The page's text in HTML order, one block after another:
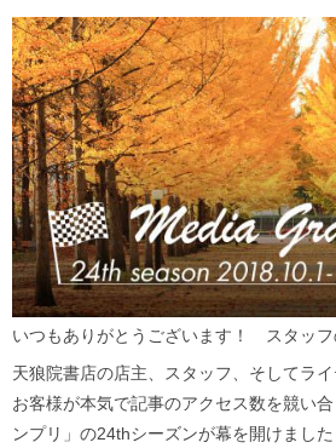
いつもありがとうございます！ スタッフ
天狼院書店の店主、スタッフ、そしてラ
お客様が本気で記事のアクセス数を競い
ンプリ」の24thシーズンが幕を開けました